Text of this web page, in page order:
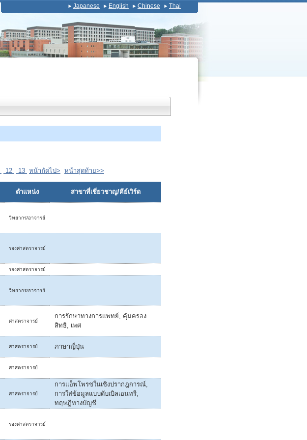
Japanese English Chinese Thai
12 13 หน้าถัดไป> หน้าสุดท้าย>>
ตำแหน่ง สาขาที่เชี่ยวชาญ/คีย์เวิร์ด
วิทยากร/อาจารย์
รองศาสตราจารย์
รองศาสตราจารย์
วิทยากร/อาจารย์
ศาสตราจารย์
การรักษาทางการแพทย์, คุ้มครอง
สิทธิ, เพศ
ศาสตราจารย์ ภาษาญี่ปุ่น
ศาสตราจารย์
ศาสตราจารย์
การแอ็พโพรชในเชิงปรากฎการณ์,
การใส่ข้อมูลแบบดับเบิลเอนทรี,
ทฤษฎีทางบัญชี
รองศาสตราจารย์